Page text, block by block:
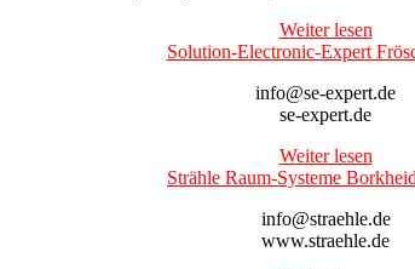
Weiter lesen
Solution-Electronic-Expert
info@se-expert.de
se-expert.de
Weiter lesen
Strähle Raum-Systeme
info@straehle.de
www.straehle.de